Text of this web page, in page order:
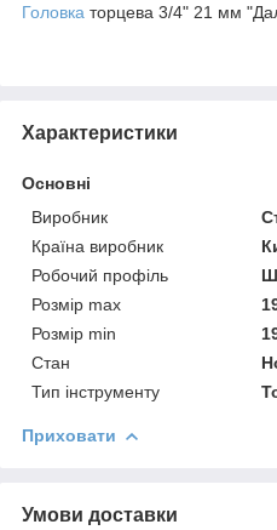
Головка торцева 3/4" 21 мм
Характеристики
Основні
Виробник
Країна виробник
Робочий профіль
Розмір max
Розмір min
Стан
Тип інструменту
Приховати
Умови доставки